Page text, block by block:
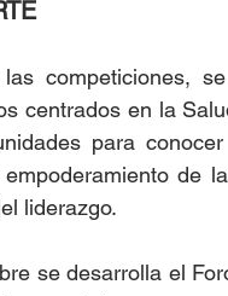
competiciones,
centrados en la
para
de
liderazgo.
se desarrolla el